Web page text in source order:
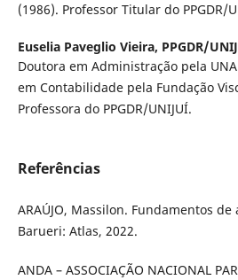
(1986). Professor Titular do PPGDR/
Euselia Paveglio Vieira, PPGDR/
Doutora em Administração pela
em Contabilidade pela Fundação
Professora do PPGDR/UNIJUÍ.
Referências
ARAÚJO, Massilon. Fundamentos
Barueri: Atlas, 2022.
ANDA – ASSOCIAÇÃO NACIONAL